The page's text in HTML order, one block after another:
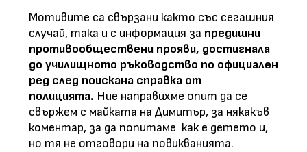
Мотивите са свързани както със сегашния
случай, така и с информация за предишни
противообществени прояви, достигнала
до училищното ръководство по официален
ред след поискана справка от
полицията. Ние направихме опит да се
свържем с майката на Димитър, за някакъв
коментар, за да попитаме как е детето и,
но тя не отговори на повикванията.